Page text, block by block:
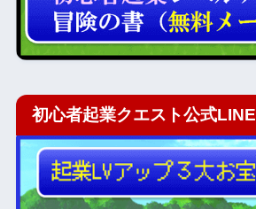
初心者起業クエスト公式LINE